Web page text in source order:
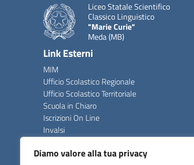
Diamo valore alla tua privacy
Liceo Statale Scientifico
Classico Linguistico
"Marie Curie"
Meda (MB)
Link Esterni
MIM
Ufficio Scolastico Regionale
Ufficio Scolastico Territoriale
Scuola in Chiaro
Iscrizioni On Line
Invalsi